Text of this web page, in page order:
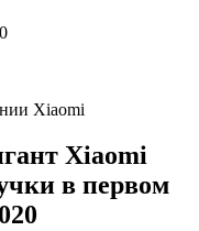
Xiaomi
Xiaomi
в первом